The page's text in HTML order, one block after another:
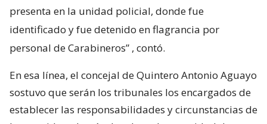
presenta en la unidad policial, donde fue
identificado y fue detenido en flagrancia por
personal de Carabineros” , contó.
En esa línea, el concejal de Quintero Antonio Aguayo
sostuvo que serán los tribunales los encargados de
establecer las responsabilidades y circunstancias de